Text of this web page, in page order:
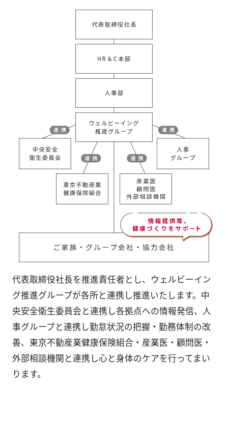
代表取締役社長を推進責任者とし、ウェルビーイン
グ推進グループが各所と連携し推進いたします。中
央安全衛生委員会と連携し各拠点への情報発信、人
事グループと連携し勤怠状況の把握・勤務体制の改
善、東京不動産業健康保険組合・産業医・顧問医・
外部相談機関と連携し心と身体のケアを行ってまい
ります。